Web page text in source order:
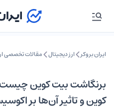
ایران بروکر ارز دیجیتال مقالات تخصصی
برنگاشت بیت کوین
کوین و تاثیر آن‌ها بر